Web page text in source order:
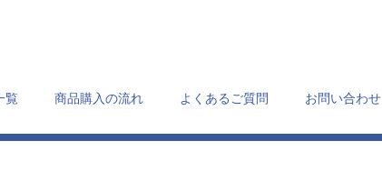
覧 商品購入の流れ よくあるご質問 お問い合わせ